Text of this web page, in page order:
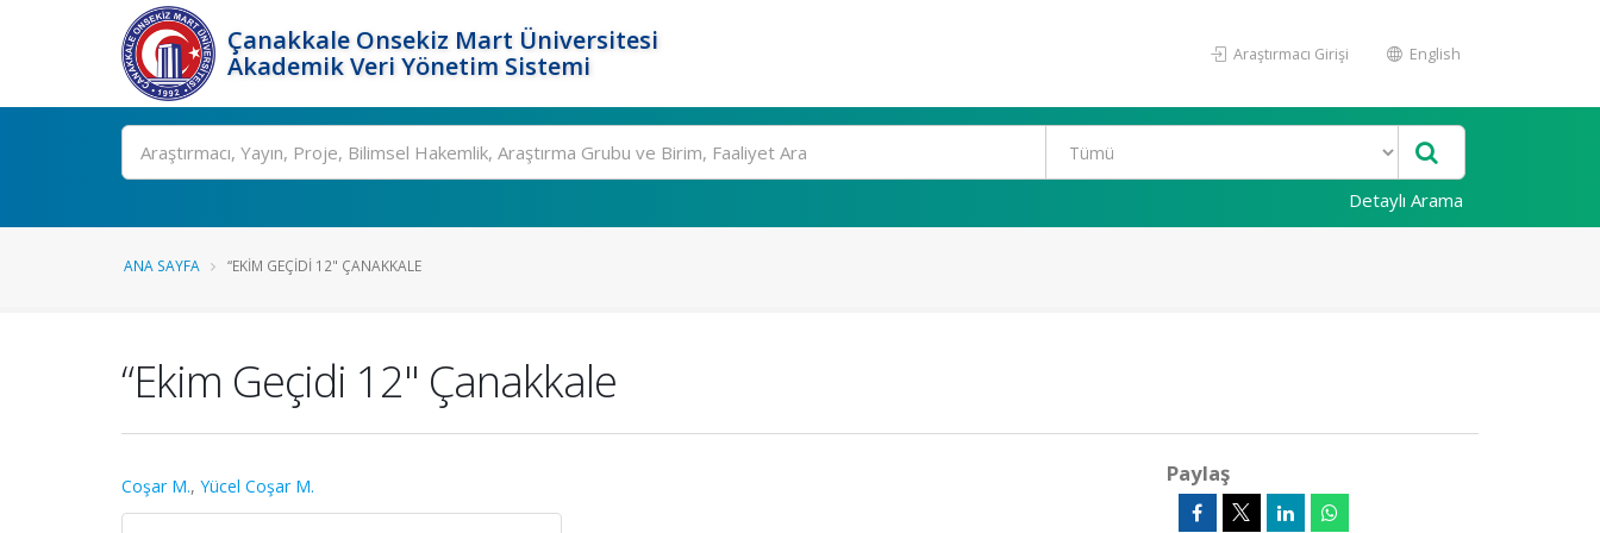
Çanakkale Onsekiz Mart Üniversitesi
Akademik Veri Yönetim Sistemi
Araştırmacı Girişi English
Ara
Detaylı Arama
ANA SAYFA “EKIM GEÇIDI 12" ÇANAKKALE
“Ekim Geçidi 12" Çanakkale
Coşar M., Yücel Coşar M. Paylaş